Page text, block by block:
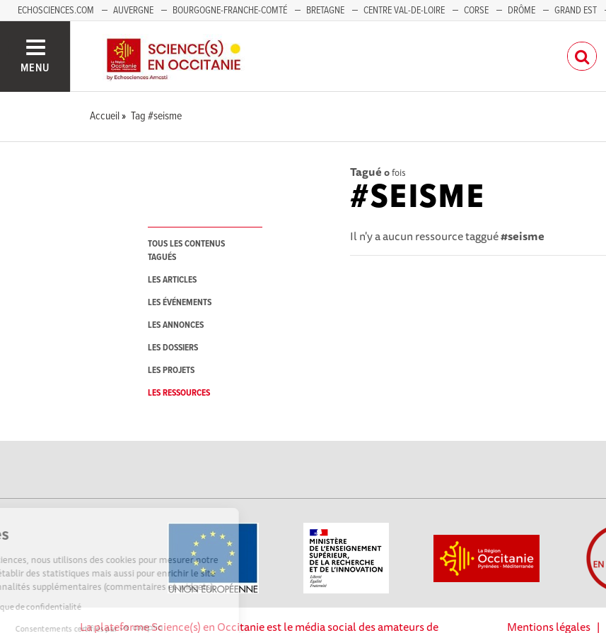
Sur Echosciences, nous utilisons des cookies pour mesurer notre
audience, établir des statistiques mais aussi pour enrichir le site
de fonctionnalités supplémentaires (commentaires et widgets).
Lire la politique de confidentialité
Consentements certifiés par
ECHOSCIENCES.COM AUVERGNE BOURGOGNE-FRANCHE-COMTÉ BRETAGNE CENTRE VAL-DE-LOIRE CORSE DRÔME GRAND EST
MENU
Accueil Tag #seisme
TOUS LES CONTENUS
TAGUÉS
LES ARTICLES
LES ÉVÉNEMENTS
LES ANNONCES
LES DOSSIERS
LES PROJETS
LES RESSOURCES
Tagué 0fois
#SEISME
Il n'y a aucun ressource taggué#seisme
La plateforme Science(s) en Occitanie est le média social des amateurs de Mentions légales|